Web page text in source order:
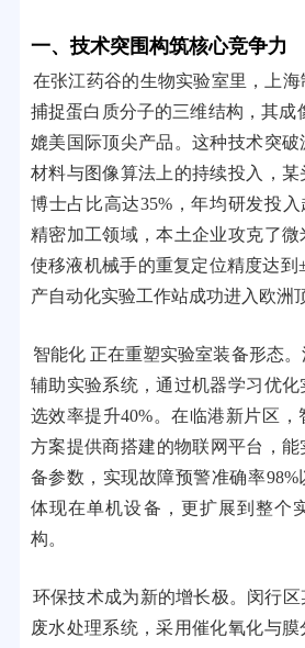
一、技术突围构筑核心竞争力
在张江药谷的生物实验室里，上
捕捉蛋白质分子的三维结构，其成
媲美国际顶尖产品。这种技术突
材料与图像算法上的持续投入，某
博士占比高达35%，年均研发投
精密加工领域，本土企业攻克了微
使移液机械手的重复定位精度达到
产自动化实验工作站成功进入欧洲
智能化 正在重塑实验室装备形态
辅助实验系统，通过机器学习优
选效率提升40%。在临港新片区
方案提供商搭建的物联网平台，能
备参数，实现故障预警准确率98%
体现在单机设备，更扩展到整个
构。
环保技术成为新的增长极。闵行
废水处理系统，采用催化氧化与